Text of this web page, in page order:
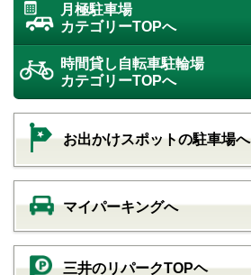
月極駐車場
カテゴリーTOPへ
時間貸し自転車駐輪場
カテゴリーTOPへ
お出かけスポットの駐車場へ
マイパーキングへ
三井のリパークTOPヘ